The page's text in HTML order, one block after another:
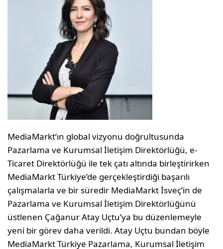
MediaMarkt’ın global vizyonu doğrultusunda
Pazarlama ve Kurumsal İletişim Direktörlüğü, e-
Ticaret Direktörlüğü ile tek çatı altında birleştirirken
MediaMarkt Türkiye’de gerçekleştirdiği başarılı
çalışmalarla ve bir süredir MediaMarkt İsveç’in de
Pazarlama ve Kurumsal İletişim Direktörlüğünü
üstlenen Çağanur Atay Uçtu’ya bu düzenlemeyle
yeni bir görev daha verildi. Atay Uçtu bundan böyle
MediaMarkt Türkiye Pazarlama, Kurumsal İletişim